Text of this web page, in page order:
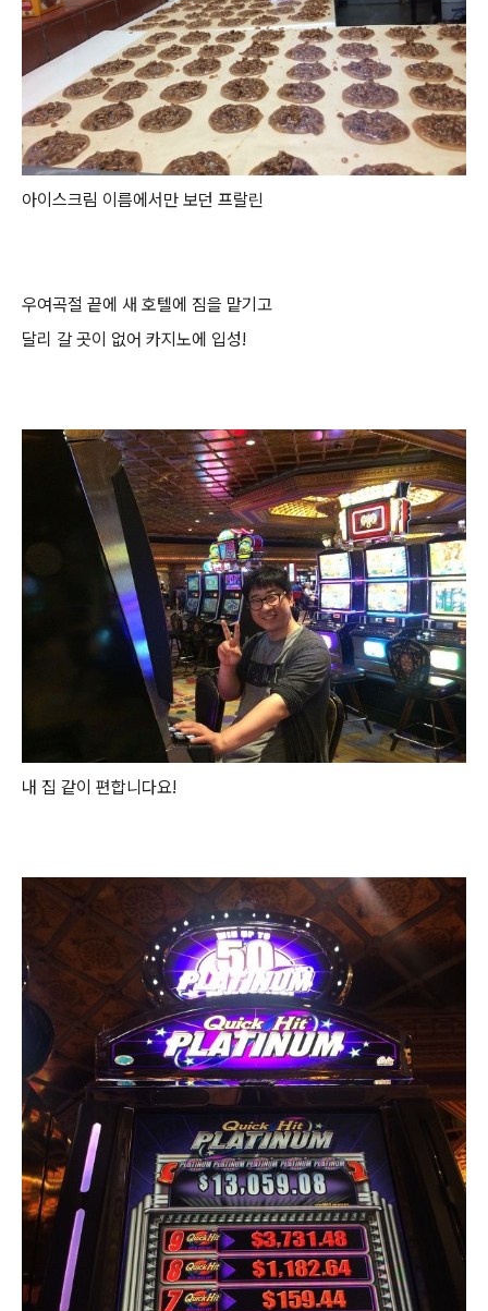
아이스크림 이름에서만 보던 프랄린
우여곡절 끝에 새 호텔에 짐을 맡기고
달리 갈 곳이 없어 카지노에 입성!
내 집 같이 편합니다요!